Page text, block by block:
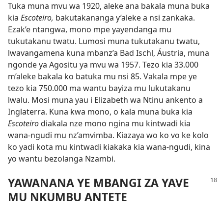
Tuka muna mvu wa 1920, aleke ana bakala muna buka
kia Escoteiro, bakutakananga y’aleke a nsi zankaka.
Ezak’e ntangwa, mono mpe yayendanga mu
tukutakanu twatu. Lumosi muna tukutakanu twatu,
lwavangamena kuna mbanz’a Bad Ischl, Áustria, muna
ngonde ya Agositu ya mvu wa 1957. Tezo kia 33.000
m’aleke bakala ko batuka mu nsi 85. Vakala mpe ye
tezo kia 750.000 ma wantu bayiza mu lukutakanu
lwalu. Mosi muna yau i Elizabeth wa Ntinu ankento a
Inglaterra. Kuna kwa mono, o kala muna buka kia
Escoteirodiakala nze mono ngina mu kintwadi kia
wana-ngudi mu nz’amvimba. Kiazaya wo ko vo ke kolo
ko yadi kota mu kintwadi kiakaka kia wana-ngudi, kina
yo wantu bezolanga Nzambi.
YAWANANA YE MBANGI ZA YAVE
MU NKUMBU ANTETE